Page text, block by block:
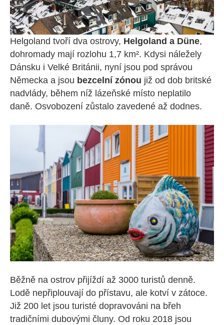
Helgoland tvoří dva ostrovy, Helgoland a Düne,
dohromady mají rozlohu 1,7 km². Kdysi náležely
Dánsku i Velké Británii, nyní jsou pod správou
Německa a jsou bezcelní zónou již od dob britské
nadvlády, během níž lázeňské místo neplatilo
daně. Osvobození zůstalo zavedené až dodnes.
Běžně na ostrov přijíždí až 3000 turistů denně.
Lodě nepřiplouvají do přístavu, ale kotví v zátoce.
Již 200 let jsou turisté dopravováni na břeh
tradičními dubovými čluny. Od roku 2018 jsou